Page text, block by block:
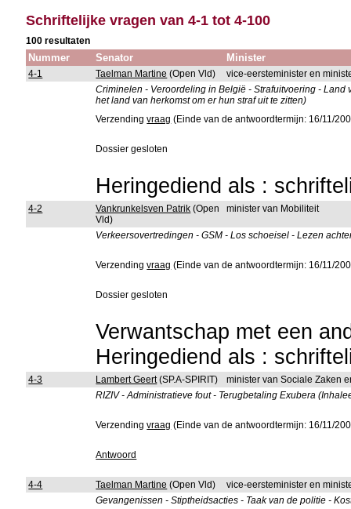
Schriftelijke vragen van 4-1 tot 4-100
100 resultaten
Nummer Senator Minister
4-1 Taelman Martine (Open Vld)
vice-eersteminister en
Criminelen - Veroordeling in België - Strafuitvoering -
het land van herkomst om er hun straf uit te zitten)
Verzendingvraag (Einde van de antwoordtermijn: 16/11/
Dossier gesloten
Heringediend als :
4-2 Vankrunkelsven Patrik (Open
Vld)
minister van Mobiliteit
Verkeersovertredingen - GSM - Los schoeisel - Lezen
Verzendingvraag (Einde van de antwoordtermijn: 16/11/
Dossier gesloten
Verwantschap met een
Heringediend als :
4-3 Lambert Geert(SP.A-SPIRIT)
minister van Sociale Zaken
RIZIV - Administratieve fout - Terugbetaling Exubera
Verzendingvraag (Einde van de antwoordtermijn: 16/11/
Antwoord
4-4 Taelman Martine (Open Vld)
vice-eersteminister en
Gevangenissen - Stiptheidsacties - Taak van de politie -